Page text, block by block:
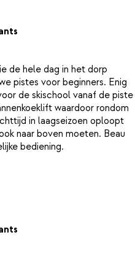
de hele dag in het dorp
pistes voor beginners. Enig
de skischool vanaf de piste
waardoor rondom
in laagseizoen oploopt
naar boven moeten. Beau